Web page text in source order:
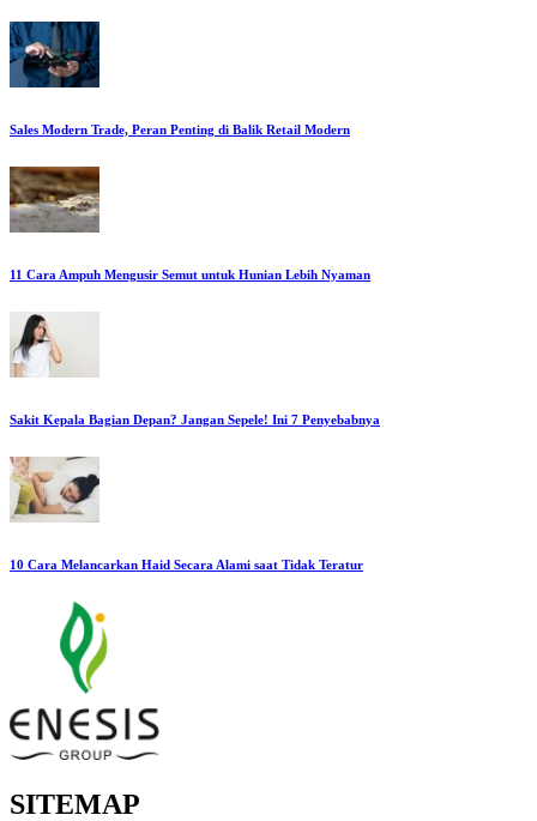
Sales Modern Trade, Peran Penting di Balik Retail Modern
11 Cara Ampuh Mengusir Semut untuk Hunian Lebih Nyaman
Sakit Kepala Bagian Depan? Jangan Sepele! Ini 7 Penyebabnya
10 Cara Melancarkan Haid Secara Alami saat Tidak Teratur
SITEMAP